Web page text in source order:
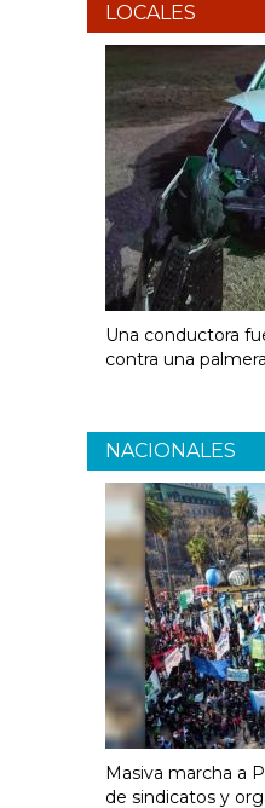
LOCALES
Una conductora
contra una
NACIONALES
Masiva marcha a
de sindicatos y